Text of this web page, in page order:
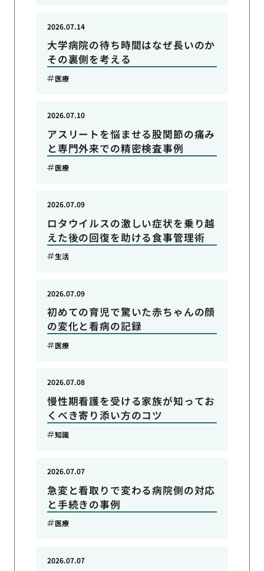
大学病院の待ち時間はなぜ長いのか
その裏側を考える
2026.07.14
医療
アスリートを悩ませる股関節の痛み
と専門外来での精密検査事例
2026.07.10
医療
ロタウイルスの激しい症状を乗り越
えた後の回復を助ける食事管理術
2026.07.09
生活
初めての育児で驚いた赤ちゃんの顔
の変化と看病の記録
2026.07.09
医療
慢性期看護を受ける家族が知ってお
くべき寄り添い方のコツ
2026.07.08
知識
急変と看取りで変わる病院側の対応
と手続きの事例
2026.07.07
医療
2026.07.07